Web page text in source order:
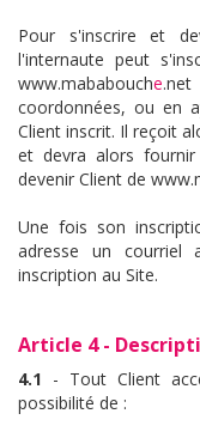
Pour s'inscrire et
l'internaute peut
www.mababouche
coordonnées, ou en
Client inscrit. Il reçoit
et devra alors
devenir Client de
Une fois son
adresse un courriel
inscription au Site.
Article 4 -
4.1 - Tout Client
possibilité de :